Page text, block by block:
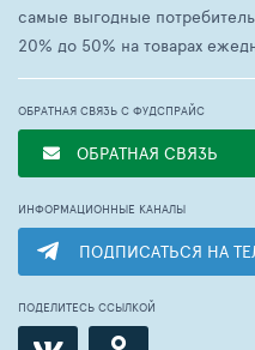
самые выгодные
20% до 50% на товарах
ОБРАТНАЯ СВЯЗЬ С ФУДСПРАЙС
ОБРАТНАЯ СВЯЗЬ
ИНФОРМАЦИОННЫЕ КАНАЛЫ
ПОДПИСАТЬСЯ НА
ПОДЕЛИТЕСЬ ССЫЛКОЙ